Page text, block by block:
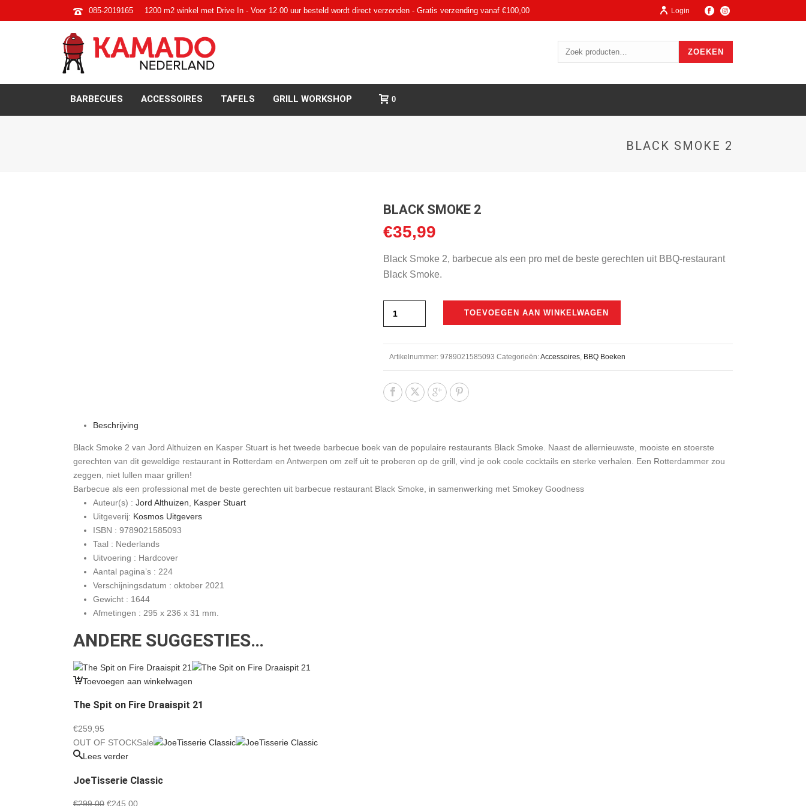
085-2019165 1200 m2 winkel met Drive In - Voor 12.00 uur besteld wordt direct verzonden - Gratis verzending vanaf €100,00 Login
ZOEKEN
BARBECUES ACCESSOIRES TAFELS GRILL WORKSHOP 0
BLACK SMOKE 2
BLACK SMOKE 2
€35,99
Black Smoke 2, barbecue als een pro met de beste gerechten uit BBQ-restaurant
Black Smoke.
TOEVOEGEN AAN WINKELWAGEN
Artikelnummer: 9789021585093 Categorieën:Accessoires, BBQ Boeken
Beschrijving
Black Smoke 2 van Jord Althuizen en Kasper Stuart is het tweede barbecue boek van de populaire restaurants Black Smoke. Naast de allernieuwste, mooiste en stoerste
gerechten van dit geweldige restaurant in Rotterdam en Antwerpen om zelf uit te proberen op de grill, vind je ook coole cocktails en sterke verhalen. Een Rotterdammer zou
zeggen, niet lullen maar grillen!
Barbecue als een professional met de beste gerechten uit barbecue restaurant Black Smoke, in samenwerking met Smokey Goodness
Auteur(s) : Jord Althuizen
Kasper Stuart
Uitgeverij: Kosmos Uitgevers
ISBN : 9789021585093
Taal : Nederlands
Uitvoering : Hardcover
Aantal pagina’s : 224
Verschijningsdatum : oktober 2021
Gewicht : 1644
Afmetingen : 295 x 236 x 31 mm.
ANDERE SUGGESTIES…
Toevoegen aan winkelwagen
The Spit on Fire Draaispit 21
€259,95
OUT OF STOCKSale
Lees verder
JoeTisserie Classic
€299,00 Oorspronkelijke
€245,00Huidige